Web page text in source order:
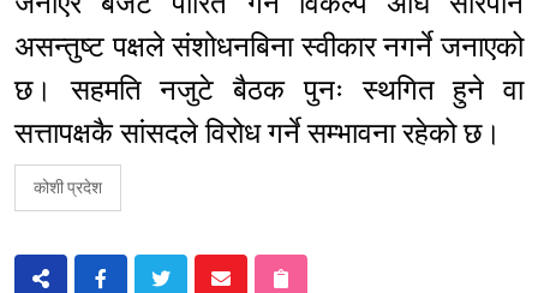
असन्तुष्ट पक्षले संशोधनबिना स्वीकार नगर्ने जनाएको
छ। सहमति नजुटे बैठक पुनः स्थगित हुने वा
सत्तापक्षकै सांसदले विरोध गर्ने सम्भावना रहेको छ।
कोशी प्रदेश